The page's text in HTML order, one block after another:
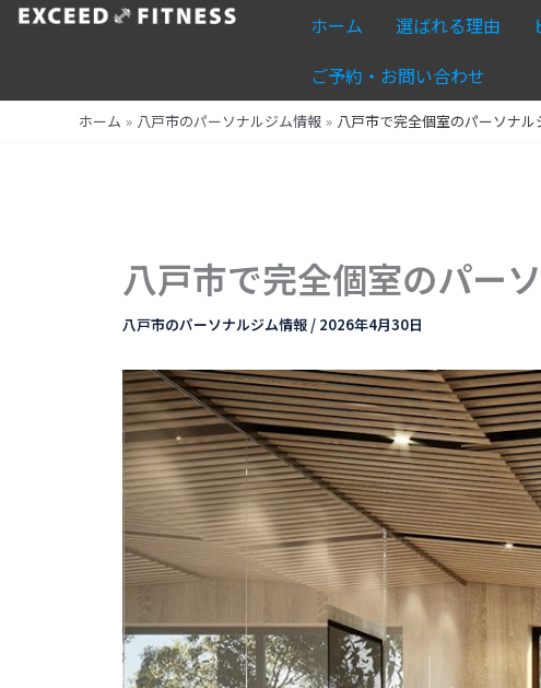
ス
ホーム 選ばれる理由
ご予約・お問い合わせ
ホーム 八戸市のパーソナルジム情報 八戸市で完全個室のパーソナル
八戸市で完全個室のパー
八戸市のパーソナルジム情報 / 2026年4月30日